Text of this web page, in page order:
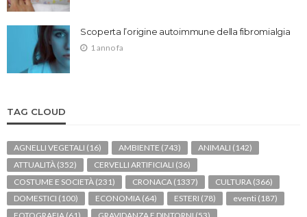
Scoperta l’origine autoimmune della fibromialgia
1 anno fa
TAG CLOUD
AGNELLI VEGETALI (16) AMBIENTE (743) ANIMALI (142)
ATTUALITÀ (352) CERVELLI ARTIFICIALI (36)
COSTUME E SOCIETÀ (231) CRONACA (1337) CULTURA (366)
DOMESTICI (100) ECONOMIA (64) ESTERI (78) eventi (187)